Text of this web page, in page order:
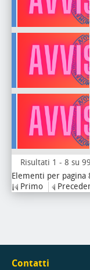
Risultati 1 - 8 su 99
Elementi per pagina
Primo
Contatti